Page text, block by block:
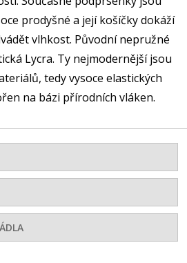
prodyšné a její košíčky dokáží
vlhkost. Původní nepružné
Lycra. Ty nejmodernější jsou
tedy vysoce elastických
na bázi přírodních vláken.